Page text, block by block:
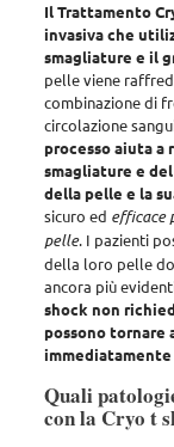
Il Trattamento
invasiva che
smagliature e il
pelle viene
combinazione di
circolazione
processo aiuta
smagliature e
della pelle e la
sicuro ed efficace
pelle. I pazienti
della loro pelle
ancora più
shock non
possono
Quali
con la Cryo t